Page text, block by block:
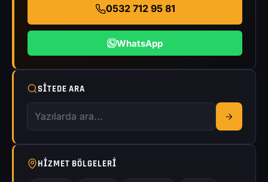
0532 712 95 81
WhatsApp
SITEDE ARA
HIZMET BÖLGELERI